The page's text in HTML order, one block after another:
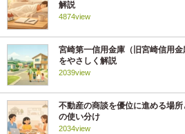
解説
4874view
宮崎第一信用金庫（旧宮崎信用
をやさしく解説
2039view
不動産の商談を優位に進める場
の使い分け
2034view